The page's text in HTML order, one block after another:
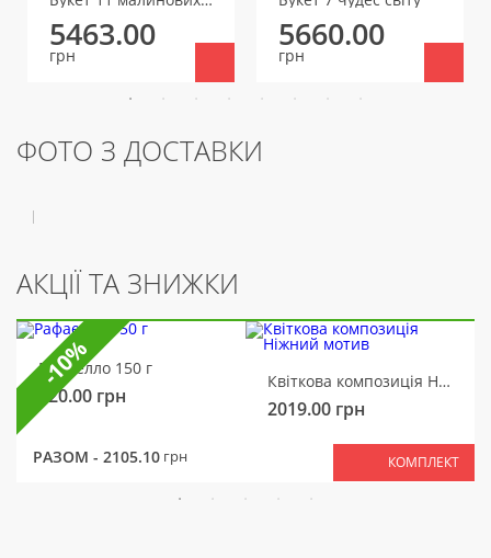
5463.00
грн
5660.00
грн
ФОТО З ДОСТАВКИ
АКЦІЇ ТА ЗНИЖКИ
Рафаелло 150 г
320.00 грн
Квіткова композиція Ніжний мотив
2019.00 грн
РАЗОМ - 2105.10 грн КОМПЛЕКТ
-10%